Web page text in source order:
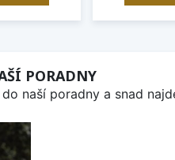
PORADNY
naší poradny a snad